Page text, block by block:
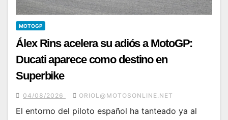
MOTOGP
Álex Rins acelera su adiós a MotoGP:
Ducati aparece como destino en
Superbike
04/08/2026 ORIOL@MOTOSONLINE.NET
El entorno del piloto español ha tanteado ya al